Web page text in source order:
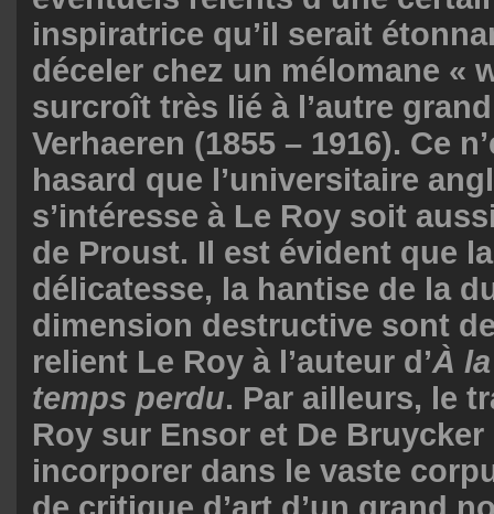
inspiratrice qu’il serait
déceler chez un mélomane «
surcroît très lié à l’autre
Verhaeren (1855 – 1916). Ce
hasard que l’universitaire
s’intéresse à Le Roy soit
de Proust. Il est évident que
délicatesse, la hantise de la
dimension destructive sont
relient Le Roy à l’auteur d’À
temps perdu. Par ailleurs, le
Roy sur Ensor et De Bruycker
incorporer dans le vaste
de critique d’art d’un grand